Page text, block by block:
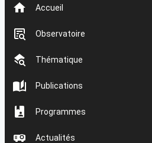
Accueil
Observatoire
Thématique
Publications
Programmes
Actualités